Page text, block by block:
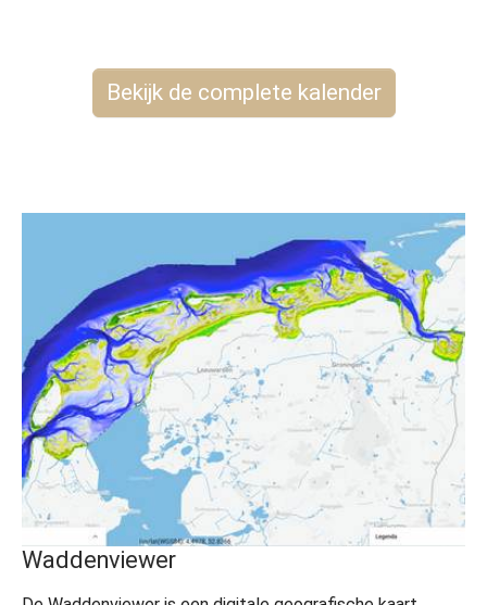
Bekijk de complete kalender
Waddenviewer